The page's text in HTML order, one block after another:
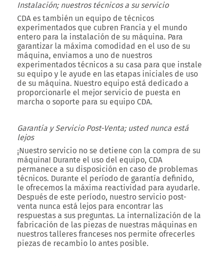
Instalación; nuestros técnicos a su servicio
CDA es también un equipo de técnicos
experimentados que cubren Francia y el mundo
entero para la instalación de su máquina. Para
garantizar la máxima comodidad en el uso de su
máquina, enviamos a uno de nuestros
experimentados técnicos a su casa para que instale
su equipo y le ayude en las etapas iniciales de uso
de su máquina. Nuestro equipo está dedicado a
proporcionarle el mejor servicio de puesta en
marcha o soporte para su equipo CDA.
Garantía y Servicio Post-Venta; usted nunca está
lejos
¡Nuestro servicio no se detiene con la compra de su
máquina! Durante el uso del equipo, CDA
permanece a su disposición en caso de problemas
técnicos. Durante el período de garantía definido,
le ofrecemos la máxima reactividad para ayudarle.
Después de este período, nuestro servicio post-
venta nunca está lejos para encontrar las
respuestas a sus preguntas. La internalización de la
fabricación de las piezas de nuestras máquinas en
nuestros talleres franceses nos permite ofrecerles
piezas de recambio lo antes posible.